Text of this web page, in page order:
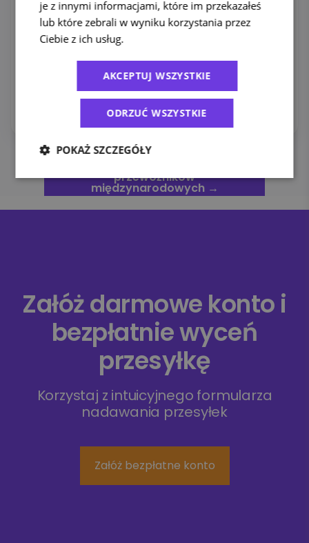
GLS Zagranica
punktów odbioru ParcelShop.
Sprawdź ofertę →
przewoźników
międzynarodowych →
Załóż darmowe konto i
bezpłatnie wyceń
przesyłkę
Korzystaj z intuicyjnego formularza
nadawania przesyłek
Załóż bezpłatne konto
je z innymi informacjami, które im przekazałeś
lub które zebrali w wyniku korzystania przez
Ciebie z ich usług.
AKCEPTUJ WSZYSTKIE
ODRZUĆ WSZYSTKIE
POKAŻ SZCZEGÓŁY